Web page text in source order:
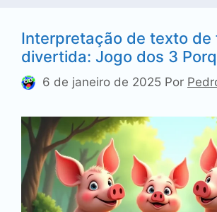
Interpretação de texto de
divertida: Jogo dos 3
6 de janeiro de 2025 Por